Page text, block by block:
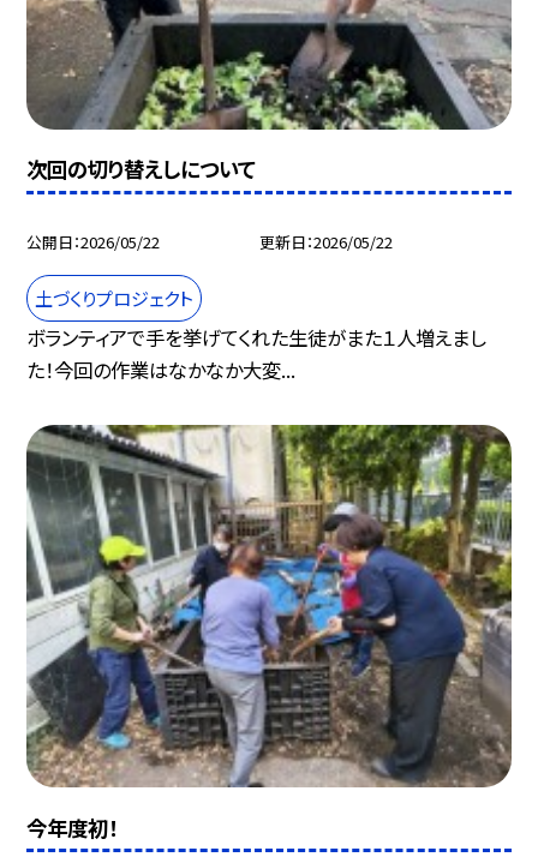
次回の切り替えしについて
公開日 2026/05/22 更新日 2026/05/22
土づくりプロジェクト
ボランティアで手を挙げてくれた生徒がまた１人増えまし
た！今回の作業はなかなか大変...
今年度初！